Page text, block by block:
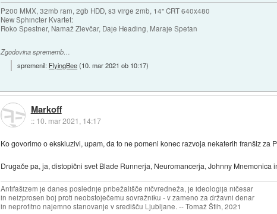
P200 MMX, 32mb ram, 2gb HDD, s3 virge 2mb, 14" CRT 640x480
New Sphincter Kvartet:
Roko Spestner, Namaž Zlevčar, Daje Heading, Maraje Spetan
Zgodovina sprememb…
spremenil: FlyingBee(10. mar 2021 ob 10:17)
Markoff
:: 10. mar 2021, 14:17
Ko govorimo o ekskluzivi, upam, da to ne pomeni konec razvoja nekaterih franšiz za
Drugače pa, ja, distopični svet Blade Runnerja, Neuromancerja, Johnny Mnemonica
Antifašizem je danes poslednje pribežališče ničvredneža, je ideologija ničesar
in neizprosen boj proti neobstoječemu sovražniku - v zameno za državni denar
in neprofitno najemno stanovanje v središču Ljubljane. -- Tomaž Štih, 2021